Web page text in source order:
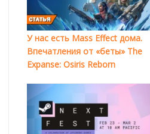
У нас есть Mass Effect дома.
Впечатления от «беты» The
Expanse: Osiris Reborn